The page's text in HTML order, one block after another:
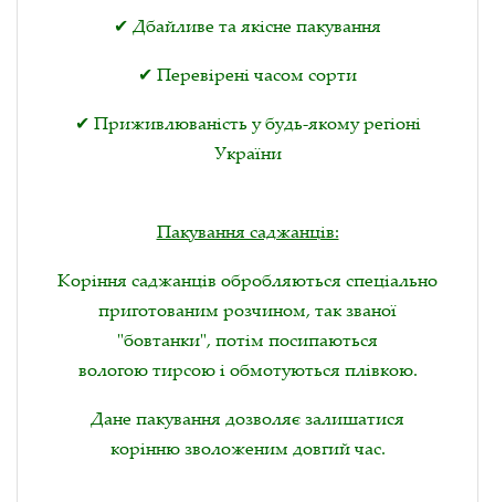
✔ Дбайливе та якісне пакування
✔ Перевірені часом сорти
✔ Приживлюваність у будь-якому регіоні
України
Пакування саджанців:
Коріння саджанців обробляються спеціально
приготованим розчином, так званої
"бовтанки", потім посипаються
вологою тирсою і обмотуються плівкою.
Дане пакування дозволяє залишатися
корінню зволоженим довгий час.